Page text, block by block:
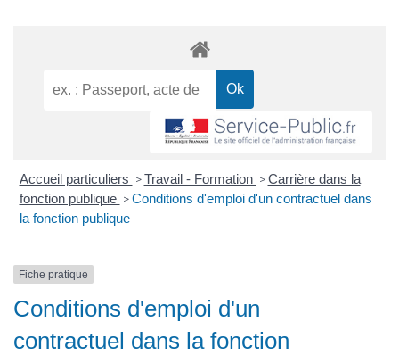
Accueil particuliers > Travail - Formation > Carrière dans la
fonction publique > Conditions d'emploi d'un contractuel dans
la fonction publique
Fiche pratique
Conditions d'emploi d'un
contractuel dans la fonction